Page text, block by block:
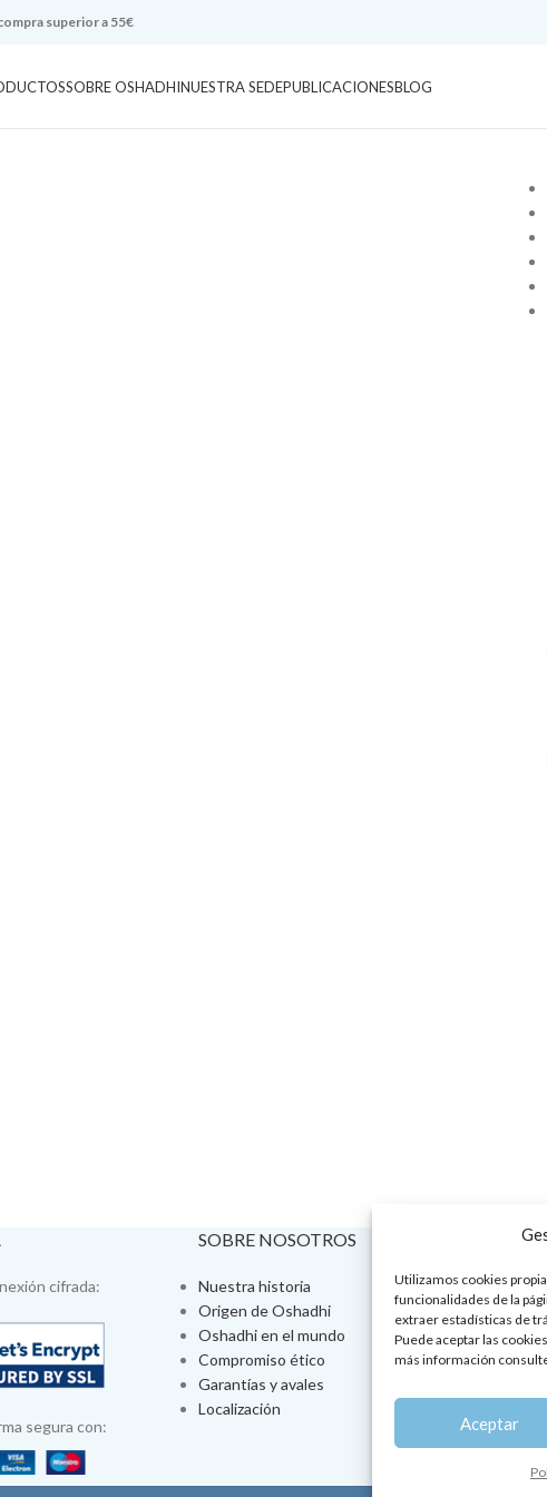
Utilizamos cookies
funcionalidades de la
extraer estadísticas de
Puede aceptar las
más información
Aceptar
superior a 55€
SOBRE OSHADHINUESTRA SEDEPUBLICACIONESBLOG
cifrada:
segura con:
SOBRE NOSOTROS
Nuestra historia
Origen de Oshadhi
Oshadhi en el mundo
Compromiso ético
Garantías y avales
Localización
VISÍTA
Tienda física
Talleres de
Tratamientos
Ayurveda
Aromaterapia y